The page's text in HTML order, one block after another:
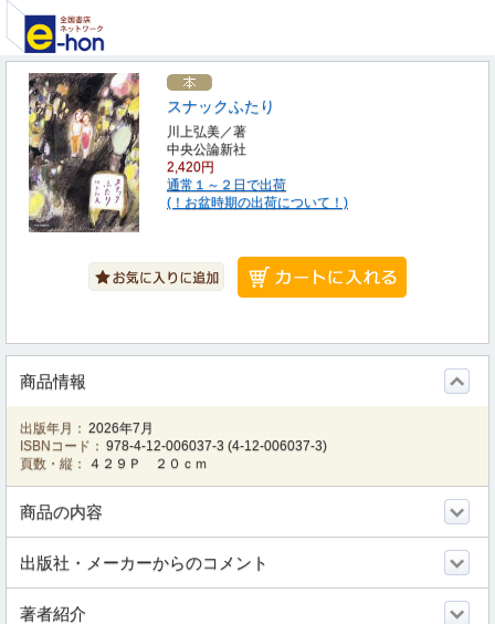
スナックふたり
川上弘美／著
中央公論新社
2,420円
通常１～２日で出荷
(！お盆時期の出荷について！)
商品情報
出版年月： 2026年7月
ISBNコード： 978-4-12-006037-3 (4-12-006037-3)
頁数・縦：
４２９Ｐ ２０ｃｍ
商品の内容
出版社・メーカーからのコメント
著者紹介